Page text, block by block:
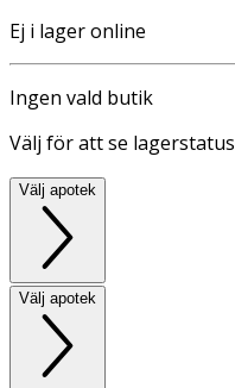
Ej i lager online
Ingen vald butik
Välj för att se lagerstatus
Välj apotek
Välj apotek